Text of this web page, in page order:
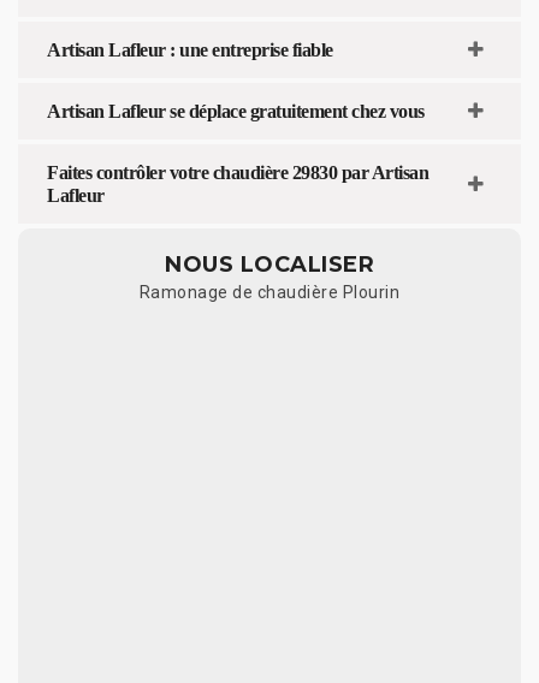
Artisan Lafleur : une entreprise fiable
Artisan Lafleur se déplace gratuitement chez vous
Faites contrôler votre chaudière 29830 par Artisan
Lafleur
NOUS LOCALISER
Ramonage de chaudière Plourin